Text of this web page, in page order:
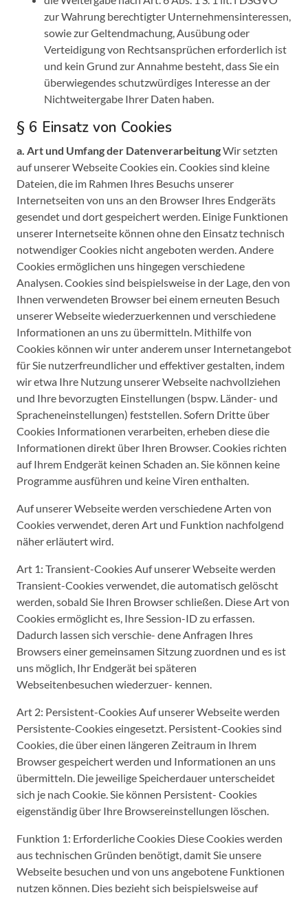
zur Wahrung berechtigter Unternehmensinteressen,
sowie zur Geltendmachung, Ausübung oder
Verteidigung von Rechtsansprüchen erforderlich ist
und kein Grund zur Annahme besteht, dass Sie ein
überwiegendes schutzwürdiges Interesse an der
Nichtweitergabe Ihrer Daten haben.
§ 6 Einsatz von Cookies
a. Art und Umfang der DatenverarbeitungWir setzten
auf unserer Webseite Cookies ein. Cookies sind kleine
Dateien, die im Rahmen Ihres Besuchs unserer
Internetseiten von uns an den Browser Ihres Endgeräts
gesendet und dort gespeichert werden. Einige Funktionen
unserer Internetseite können ohne den Einsatz technisch
notwendiger Cookies nicht angeboten werden. Andere
Cookies ermöglichen uns hingegen verschiedene
Analysen. Cookies sind beispielsweise in der Lage, den von
Ihnen verwendeten Browser bei einem erneuten Besuch
unserer Webseite wiederzuerkennen und verschiedene
Informationen an uns zu übermitteln. Mithilfe von
Cookies können wir unter anderem unser Internetangebot
für Sie nutzerfreundlicher und effektiver gestalten, indem
wir etwa Ihre Nutzung unserer Webseite nachvollziehen
und Ihre bevorzugten Einstellungen (bspw. Länder- und
Spracheneinstellungen) feststellen. Sofern Dritte über
Cookies Informationen verarbeiten, erheben diese die
Informationen direkt über Ihren Browser. Cookies richten
auf Ihrem Endgerät keinen Schaden an. Sie können keine
Programme ausführen und keine Viren enthalten.
Auf unserer Webseite werden verschiedene Arten von
Cookies verwendet, deren Art und Funktion nachfolgend
näher erläutert wird.
Art 1: Transient-Cookies Auf unserer Webseite werden
Transient-Cookies verwendet, die automatisch gelöscht
werden, sobald Sie Ihren Browser schließen. Diese Art von
Cookies ermöglicht es, Ihre Session-ID zu erfassen.
Dadurch lassen sich verschie- dene Anfragen Ihres
Browsers einer gemeinsamen Sitzung zuordnen und es ist
uns möglich, Ihr Endgerät bei späteren
Webseitenbesuchen wiederzuer- kennen.
Art 2: Persistent-Cookies Auf unserer Webseite werden
Persistente-Cookies eingesetzt. Persistent-Cookies sind
Cookies, die über einen längeren Zeitraum in Ihrem
Browser gespeichert werden und Informationen an uns
übermitteln. Die jeweilige Speicherdauer unterscheidet
sich je nach Cookie. Sie können Persistent- Cookies
eigenständig über Ihre Browsereinstellungen löschen.
Funktion 1: Erforderliche Cookies Diese Cookies werden
aus technischen Gründen benötigt, damit Sie unsere
Webseite besuchen und von uns angebotene Funktionen
nutzen können. Dies bezieht sich beispielsweise auf